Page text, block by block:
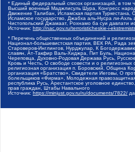
* Единый федеральный список организаций, в том
Высший военный Маджлисуль Шура, Конгресс
Движение Талибан, Исламская партия
Исламское государство, Джабха аль-Нусра ли-
Чистопольский Джамаат, Рохнамо ба суи давлати
Источник: http://nac.gov.ru/terroristicheskie-i-
* Перечень общественных объединений и
Национал-большевистская партия, ВЕК РА, Рада
Староверов-Инглингов, Нурджулар, К
славян, Ат-Такфир Валь-Хиджра, Пит Буль,
Череповца, Духовно-Родовая Держава Русь,
Кровь и Честь, О свободе совести и о
религиозная организация п. Боровский, Община
организация «Братство», Свидетели Иеговы, О
болельщиков «Фирма», Молодежная
республика Русь, Арестантское уголовное
прав граждан, Штабы Навального
Источник: https://minjust.gov.ru/ru/documents/7822/